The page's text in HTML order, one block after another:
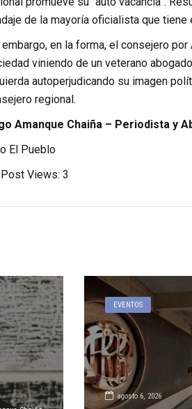
de la mayoría oficialista que
embargo, en la forma, el consejero
viniendo de un veterano
autoperjudicando su imagen
regional.
Amanque Chaiña – Periodista y
El Pueblo
Post Views: 3
EVENTOS
agosto 6, 2026